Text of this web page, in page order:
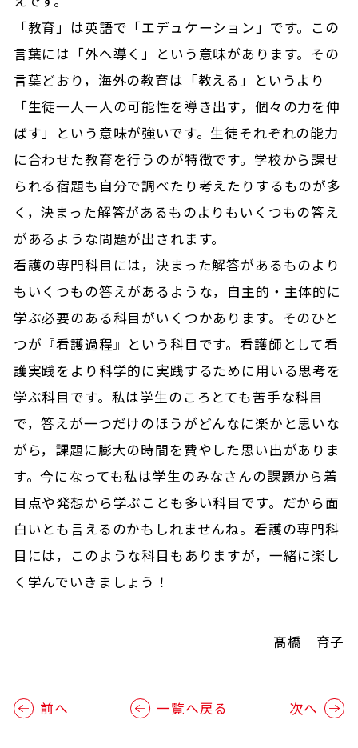
「教育」は英語で「エデュケーション」です。この
言葉には「外へ導く」という意味があります。その
言葉どおり，海外の教育は「教える」というより
「生徒一人一人の可能性を導き出す，個々の力を伸
ばす」という意味が強いです。生徒それぞれの能力
に合わせた教育を行うのが特徴です。学校から課せ
られる宿題も自分で調べたり考えたりするものが多
く，決まった解答があるものよりもいくつもの答え
があるような問題が出されます。
看護の専門科目には，決まった解答があるものより
もいくつもの答えがあるような，自主的・主体的に
学ぶ必要のある科目がいくつかあります。そのひと
つが『看護過程』という科目です。看護師として看
護実践をより科学的に実践するために用いる思考を
学ぶ科目です。私は学生のころとても苦手な科目
で，答えが一つだけのほうがどんなに楽かと思いな
がら，課題に膨大の時間を費やした思い出がありま
す。今になっても私は学生のみなさんの課題から着
目点や発想から学ぶことも多い科目です。だから面
白いとも言えるのかもしれませんね。看護の専門科
目には，このような科目もありますが，一緒に楽し
く学んでいきましょう！
髙橋 育子
前へ 一覧へ戻る 次へ